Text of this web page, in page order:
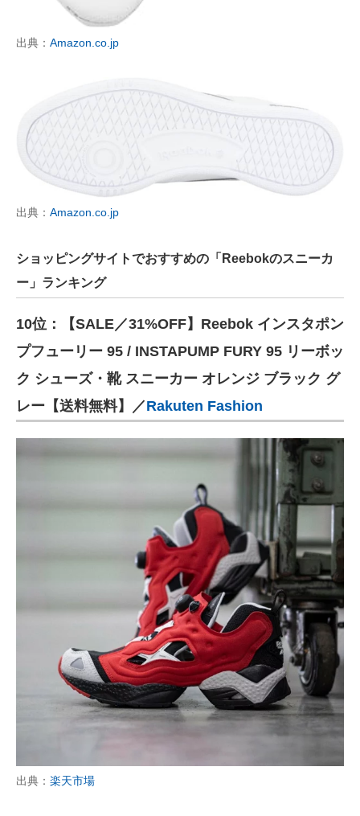
出典： Amazon.co.jp
出典： Amazon.co.jp
ショッピングサイトでおすすめの「Reebokのスニーカ
ー」ランキング
10位：【SALE／31%OFF】Reebok インスタポン
プフューリー 95 / INSTAPUMP FURY 95 リーボッ
ク シューズ・靴 スニーカー オレンジ ブラック グ
レー【送料無料】／Rakuten Fashion
出典： 楽天市場